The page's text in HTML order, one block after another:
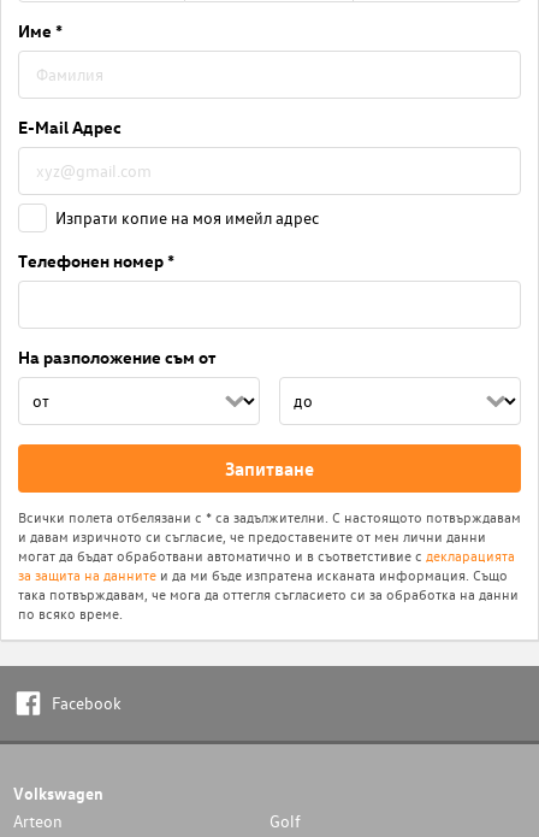
Име *
E-Mail Адрес
Изпрати копие на моя имейл адрес
Телефонен номер *
На разположение съм от
Запитване
Всички полета отбелязани с * са задължителни. С настоящото потвърждавам
и давам изричното си съгласие, че предоставените от мен лични данни
могат да бъдат обработвани автоматично и в съответстивие с декларацията
за защита на данните и да ми бъде изпратена исканата информация. Също
така потвърждавам, че мога да оттегля съгласието си за обработка на данни
по всяко време.
Facebook
Volkswagen
Arteon
Golf